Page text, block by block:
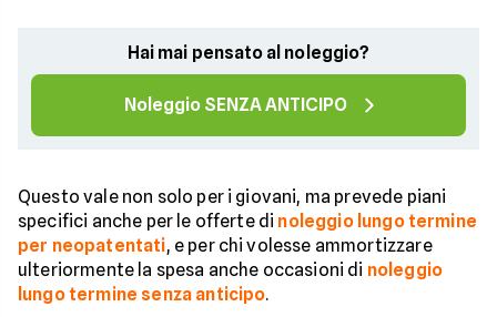
Hai mai pensato al noleggio?
Noleggio SENZA ANTICIPO
Questo vale non solo per i giovani, ma prevede piani
specifici anche per le offerte di noleggio lungo termine
per neopatentati, e per chi volesse ammortizzare
ulteriormente la spesa anche occasioni di noleggio
lungo termine senza anticipo.